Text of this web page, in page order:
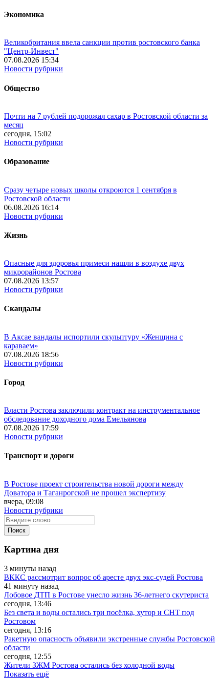
Экономика
Великобритания ввела санкции против ростовского банка
"Центр-Инвест"
07.08.2026 15:34
Новости рубрики
Общество
Почти на 7 рублей подорожал сахар в Ростовской области за
месяц
сегодня, 15:02
Новости рубрики
Образование
Сразу четыре новых школы откроются 1 сентября в
Ростовской области
06.08.2026 16:14
Новости рубрики
Жизнь
Опасные для здоровья примеси нашли в воздухе двух
микрорайонов Ростова
07.08.2026 13:57
Новости рубрики
Скандалы
В Аксае вандалы испортили скульптуру «Женщина с
караваем»
07.08.2026 18:56
Новости рубрики
Город
Власти Ростова заключили контракт на инструментальное
обследование доходного дома Емельянова
07.08.2026 17:59
Новости рубрики
Транспорт и дороги
В Ростове проект строительства новой дороги между
Доватора и Таганрогской не прошел экспертизу
вчера, 09:08
Новости рубрики
Картина дня
3 минуты назад
ВККС рассмотрит вопрос об аресте двух экс-судей Ростова
41 минуту назад
Лобовое ДТП в Ростове унесло жизнь 36-летнего скутериста
сегодня, 13:46
Без света и воды остались три посёлка, хутор и СНТ под
Ростовом
сегодня, 13:16
Ракетную опасность объявили экстренные службы Ростовской
области
сегодня, 12:55
Жители ЗЖМ Ростова остались без холодной воды
Показать ещё